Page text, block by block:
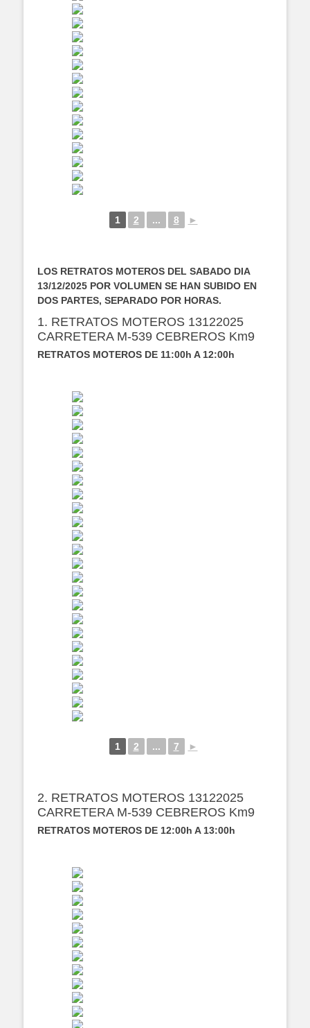
1 2 ... 8 ►
LOS RETRATOS MOTEROS DEL SABADO DIA
13/12/2025 POR VOLUMEN SE HAN SUBIDO EN
DOS PARTES, SEPARADO POR HORAS.
1. RETRATOS MOTEROS 13122025
CARRETERA M-539 CEBREROS Km9
RETRATOS MOTEROS DE 11:00h A 12:00h
1 2 ... 7 ►
2. RETRATOS MOTEROS 13122025
CARRETERA M-539 CEBREROS Km9
RETRATOS MOTEROS DE 12:00h A 13:00h